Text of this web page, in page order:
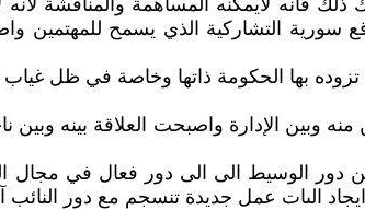
فانه لايمكنه المساهمة والمناقشة لانه
سورية التشاركية الذي يسمح للمهتمين
بها الحكومة ذاتها وخاصة في ظل
الإدارة واصبحت العلاقة بينه وبين
دور الوسيط الى الى دور فعال في مجال
– ايجاد الىات عمل جديدة تنسجم مع دور